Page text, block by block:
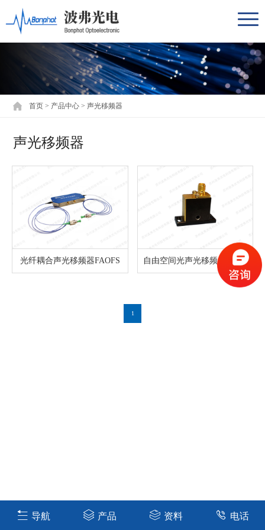
首页 > 产品中心 >声光移频器
声光移频器
光纤耦合声光移频器FAOFS 自由空间光声光移频器AOFS
1
导航 产品 资料 电话